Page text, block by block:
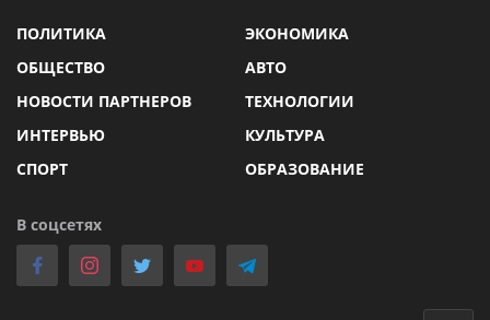
ПОЛИТИКА
ЭКОНОМИКА
ОБЩЕСТВО
АВТО
НОВОСТИ ПАРТНЕРОВ
ТЕХНОЛОГИИ
ИНТЕРВЬЮ
КУЛЬТУРА
СПОРТ
ОБРАЗОВАНИЕ
В соцсетях